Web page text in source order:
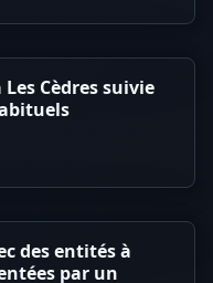
Cèdres suivie
des entités à
par un